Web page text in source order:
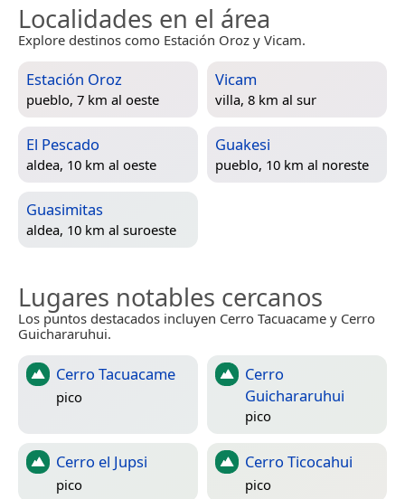
Localidades en el área
Explore destinos como Estación Oroz y Vicam.
Estación Oroz
pueblo, 7 km al oeste
Vicam
villa, 8 km al sur
El Pescado
aldea, 10 km al oeste
Guakesi
pueblo, 10 km al noreste
Guasimitas
aldea, 10 km al suroeste
Lugares notables cercanos
Los puntos destacados incluyen Cerro Tacuacame y Cerro
Guichararuhui.
Cerro Tacuacame
pico
Cerro
Guichararuhui
pico
Cerro el Jupsi
pico
Cerro Ticocahui
pico